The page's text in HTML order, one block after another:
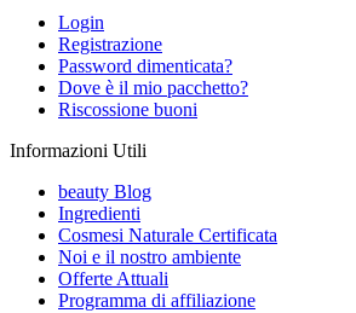
Login
Registrazione
Password dimenticata?
Dove è il mio pacchetto?
Riscossione buoni
Informazioni Utili
beauty Blog
Ingredienti
Cosmesi Naturale Certificata
Noi e il nostro ambiente
Offerte Attuali
Programma di affiliazione